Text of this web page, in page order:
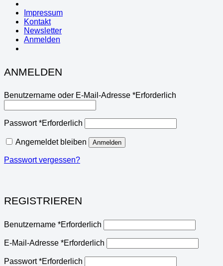
Impressum
Kontakt
Newsletter
Anmelden
ANMELDEN
Benutzername oder E-Mail-Adresse *Erforderlich
Passwort*Erforderlich
Angemeldet bleiben Anmelden
Passwort vergessen?
REGISTRIEREN
Benutzername *Erforderlich
E-Mail-Adresse *Erforderlich
Passwort*Erforderlich